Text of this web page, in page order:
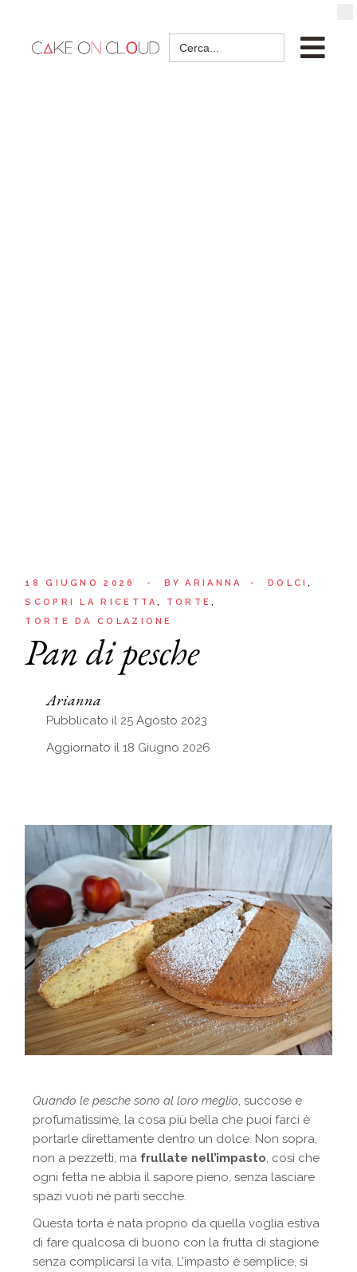
Search
for:
18 GIUGNO 2026 BY ARIANNA
DOLCI
SCOPRI LA RICETTA
TORTE
TORTE DA COLAZIONE
Pan di pesche
Arianna
Pubblicato il 25 Agosto 2023
Aggiornato il 18 Giugno 2026
Quando le pesche sono al loro meglio, succose e
profumatissime, la cosa più bella che puoi farci è
portarle direttamente dentro un dolce. Non sopra,
non a pezzetti, ma frullate nell’impasto, così che
ogni fetta ne abbia il sapore pieno, senza lasciare
spazi vuoti né parti secche.
Questa torta è nata proprio da quella voglia estiva
di fare qualcosa di buono con la frutta di stagione
senza complicarsi la vita. L’impasto è semplice, si